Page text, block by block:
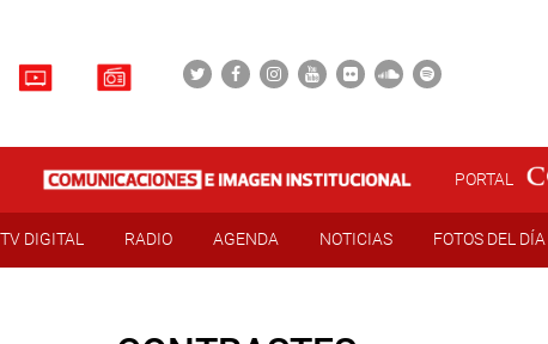
PORTAL
TV DIGITAL RADIO AGENDA NOTICIAS FOTOS DEL DÍA